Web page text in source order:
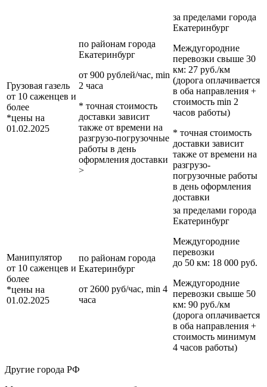
Грузовая газель
от 10 саженцев и
более
*цены на
01.02.2025
по районам города
Екатеринбург
от 900 рублей/час, min
2 часа
* точная стоимость
доставки зависит
также от времени на
разгрузо-погрузочные
работы в день
оформления доставки
>
за пределами города
Екатеринбург
Междугородние
перевозки свыше 30
км: 27 руб./км
(дорога оплачивается
в оба направления +
стоимость min 2
часов работы)
* точная стоимость
доставки зависит
также от времени на
разгрузо-
погрузочные работы
в день оформления
доставки
Манипулятор
от 10 саженцев и
более
*цены на
01.02.2025
по районам города
Екатеринбург
от 2600 руб/час, min 4
часа
за пределами города
Екатеринбург
Междугородние
перевозки
до 50 км: 18 000 руб.
Междугородние
перевозки свыше 50
км: 90 руб./км
(дорога оплачивается
в оба направления +
стоимость минимум
4 часов работы)
Другие города РФ